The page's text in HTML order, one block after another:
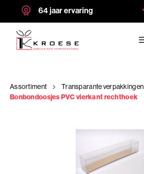
64 jaar ervaring
Assortiment
Transparante verpakkingen
Bonbondoosjes PVC vierkant rechthoek